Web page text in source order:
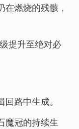
燃烧的残骸，
提升至绝对必
路中生成。
魔冠的持续生